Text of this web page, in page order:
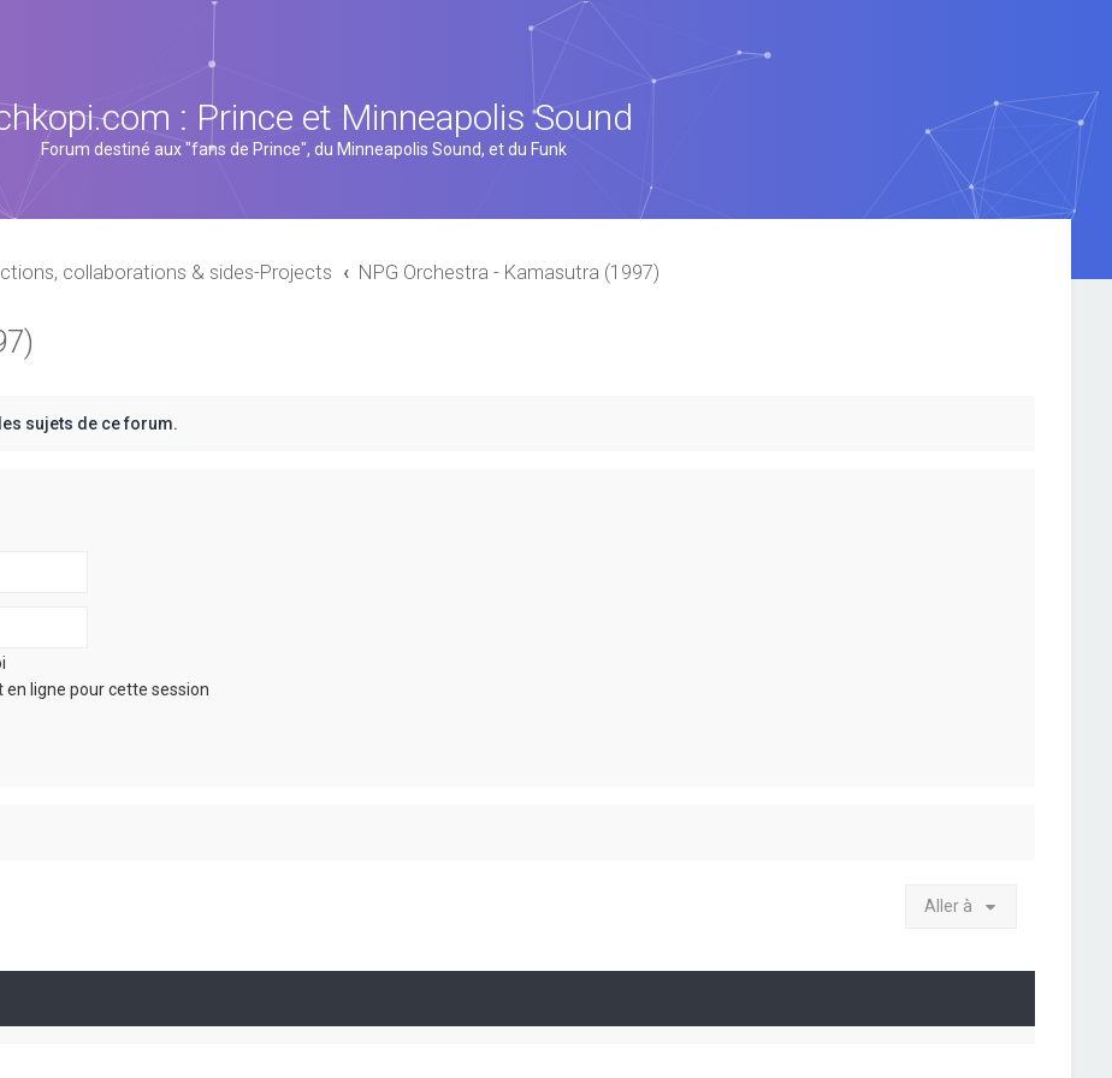
: Prince et Minneapolis Sound
Forum destiné aux "fans de Prince", du Minneapolis Sound, et du Funk
collaborations & sides-Projects NPG Orchestra - Kamasutra (1997)
sujets de ce forum.
ligne pour cette session
Aller à